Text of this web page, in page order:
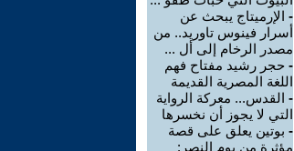
- الإرميتاج يبحث عن
أسرار فينوس تاوريد.. من
مصدر الرخام إلى أل ...
- حجر رشيد مفتاح فهم
اللغة المصرية القديمة
- القدس... معركة الرواية
التي لا يجوز أن نخسرها
- بوتين يعلق على قصة
مؤثرة من يوم النصر: